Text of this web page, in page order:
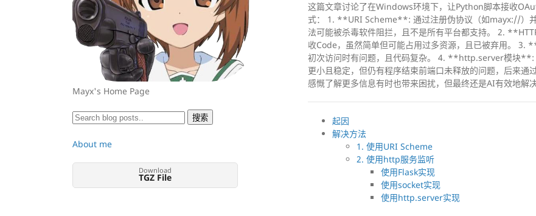
Mayx's Home Page
About me
Download
TGZ File
这篇文章讨论了在Windows环境下，让Python脚本接收
式： 1. **URI Scheme**: 通过注册伪协议（如mayx://）
法可能被杀毒软件阻拦，且不是所有平台都支持。 2.
收Code，虽然简单但可能占用过多资源，且已被弃用。
初次访问时有问题，且代码复杂。 4. **http.server模块**:
更小且稳定，但仍有程序结束前端口未释放的问题，后来通
感慨了解更多信息有时也带来困扰，但最终还是AI有效地解决
起因
解决方法
1. 使用URI Scheme
2. 使用http服务监听
使用Flask实现
使用socket实现
使用http.server实现